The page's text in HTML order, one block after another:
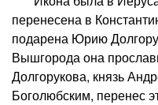
перенесена в
подарена Юрию
Вышгорода она
Долгорукова, князь
Боголюбским, перенес